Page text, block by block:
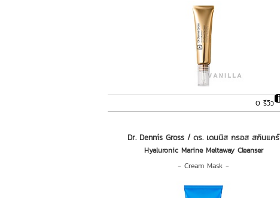
0 รีวิว
Dr. Dennis Gross / ดร. เดนนิส กรอส สกินแคร์
Hyaluronic Marine Meltaway Cleanser
- Cream Mask -